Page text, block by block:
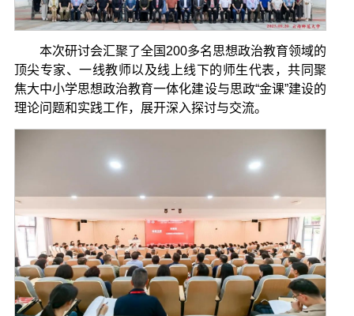
本次研讨会汇聚了全国200多名思想政治教育领域的
顶尖专家、一线教师以及线上线下的师生代表，共同聚
焦大中小学思想政治教育一体化建设与思政“金课”建设的
理论问题和实践工作，展开深入探讨与交流。